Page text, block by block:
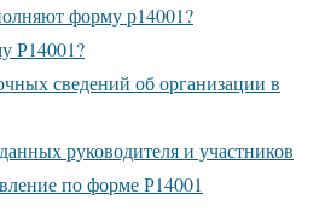
форму р14001?
Р14001?
сведений об организации в
руководителя и участников
по форме Р14001